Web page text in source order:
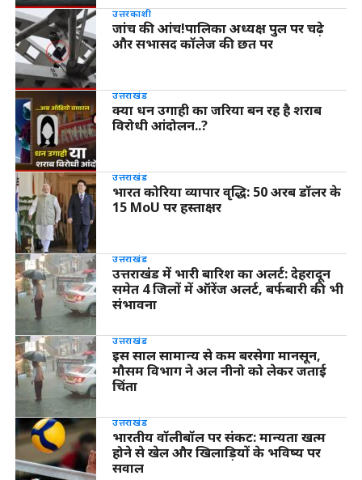
उत्तरकाशी
जांच की आंच!पालिका अध्यक्ष पुल पर चढ़े
और सभासद कॉलेज की छत पर
उत्तराखंड
क्या धन उगाही का जरिया बन रह है शराब
विरोधी आंदोलन..?
उत्तराखंड
भारत कोरिया व्यापार वृद्धि: 50 अरब डॉलर के
15 MoU पर हस्ताक्षर
उत्तराखंड
उत्तराखंड में भारी बारिश का अलर्ट: देहरादून
समेत 4 जिलों में ऑरेंज अलर्ट, बर्फबारी की भी
संभावना
उत्तराखंड
इस साल सामान्य से कम बरसेगा मानसून,
मौसम विभाग ने अल नीनो को लेकर जताई
चिंता
उत्तराखंड
भारतीय वॉलीबॉल पर संकट: मान्यता खत्म
होने से खेल और खिलाड़ियों के भविष्य पर
सवाल